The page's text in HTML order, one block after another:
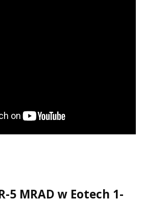
5 MRAD w Eotech 1-